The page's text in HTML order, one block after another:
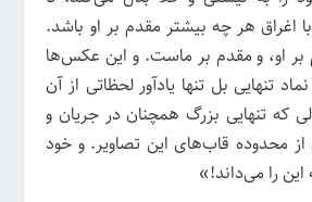
اغراق هر چه بیشتر مقدم بر او باشد.
بر او، و مقدم بر ماست. و این عکس‌ها
تنهایی بل تنها یادآور لحظاتی از آن
که تنهایی بزرگ همچنان در جریان و
محدوده قاب‌های این تصاویر. و خود
را می‌داند!»